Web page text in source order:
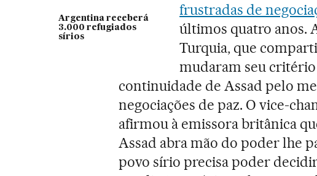
Argentina receberá
3.000 refugiados
sírios
frustradas de
últimos quatro anos.
Turquia, que
mudaram seu critério
continuidade de Assad pelo
negociações de paz. O vice-
afirmou à emissora britânica
Assad abra mão do poder lhe
povo sírio precisa poder